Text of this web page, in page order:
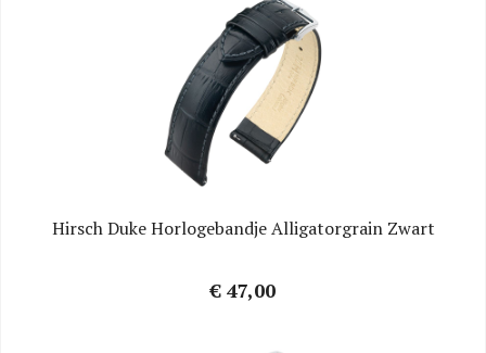
Hirsch Duke Horlogebandje Alligatorgrain Zwart
€ 47,00